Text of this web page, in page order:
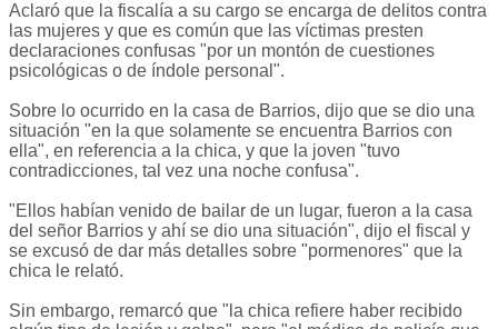
Aclaró que la fiscalía a su cargo se encarga de delitos contra
las mujeres y que es común que las víctimas presten
declaraciones confusas "por un montón de cuestiones
psicológicas o de índole personal".
Sobre lo ocurrido en la casa de Barrios, dijo que se dio una
situación "en la que solamente se encuentra Barrios con
ella", en referencia a la chica, y que la joven "tuvo
contradicciones, tal vez una noche confusa".
"Ellos habían venido de bailar de un lugar, fueron a la casa
del señor Barrios y ahí se dio una situación", dijo el fiscal y
se excusó de dar más detalles sobre "pormenores" que la
chica le relató.
Sin embargo, remarcó que "la chica refiere haber recibido